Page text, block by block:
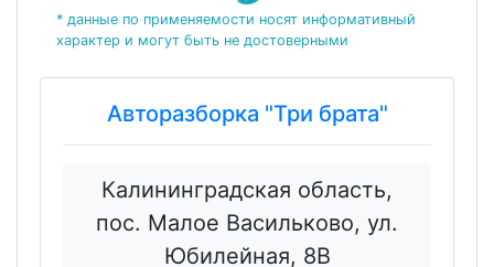
* данные по применяемости носят информативный
характер и могут быть не достоверными
Авторазборка "Три брата"
Калининградская область,
пос. Малое Васильково, ул.
Юбилейная, 8В